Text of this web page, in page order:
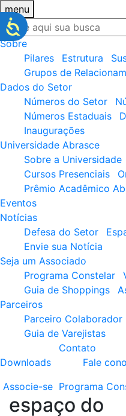
menu
Sobre
Pilares
Estrutura
Grupos de
Dados do Setor
Números do Setor
Números Estaduais
Inaugurações
Universidade Abrasce
Sobre a Universidade
Cursos Presenciais
Prêmio Acadêmico
Eventos
Notícias
Defesa do Setor
Envie sua Notícia
Seja um Associado
Programa Constelar
Guia de Shoppings
Parceiros
Parceiro Colaborador
Guia de Varejistas
Downloads
Contato
Fale
Associe-se Programa
espaço do